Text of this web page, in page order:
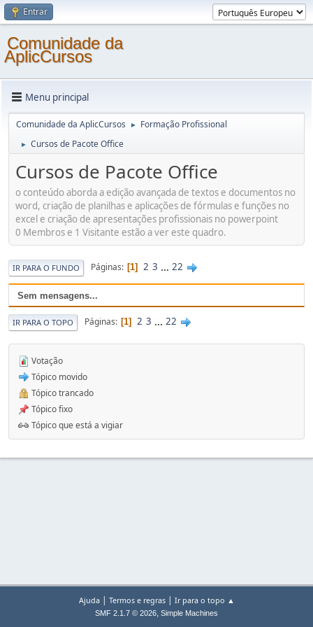
Entrar
Comunidade da
AplicCursos
Menu principal
Comunidade da AplicCursos ► Formação Profissional
► Cursos de Pacote Office
Cursos de Pacote Office
o conteúdo aborda a edição avançada de textos e documentos no
word, criação de planilhas e aplicações de fórmulas e funções no
excel e criação de apresentações profissionais no powerpoint
0 Membros e 1 Visitante estão a ver este quadro.
IR PARA O FUNDO Páginas 1 2 3 ... 22
Sem mensagens...
IR PARA O TOPO Páginas 1 2 3 ... 22
Votação
Tópico movido
Tópico trancado
Tópico fixo
Tópico que está a vigiar
Ajuda| Termos e regras| Ir para o topo ▲
SMF 2.1.7 © 2026, Simple Machines